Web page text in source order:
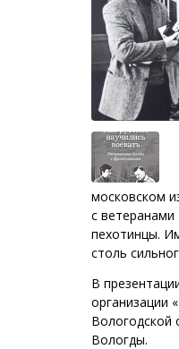
московском
с
пехотинцы.
столь
В
организации
Вологодской
Вологды.